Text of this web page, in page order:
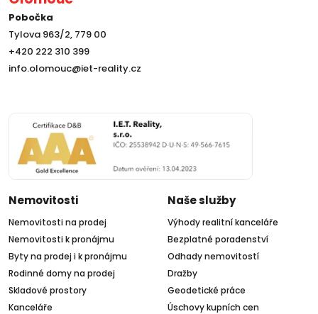
Pobočka
Tylova 963/2, 779 00
+420 222 310 399
info.olomouc@iet-reality.cz
Nemovitosti
Nemovitosti na prodej
Nemovitosti k pronájmu
Byty na prodej i k pronájmu
Rodinné domy na prodej
Skladové prostory
Kanceláře
Naše služby
Výhody realitní kanceláře
Bezplatné poradenství
Odhady nemovitostí
Dražby
Geodetické práce
Úschovy kupních cen